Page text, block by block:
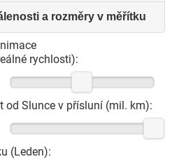
a rozměry v měřítku
rychlosti):
od Slunce v přísluní (mil. km):
(Leden):